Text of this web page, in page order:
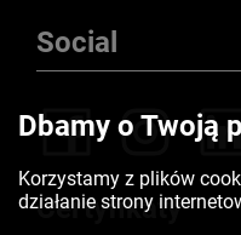
Social
Certyfikaty
Dbamy o Twoją
Korzystamy z plików
działanie strony